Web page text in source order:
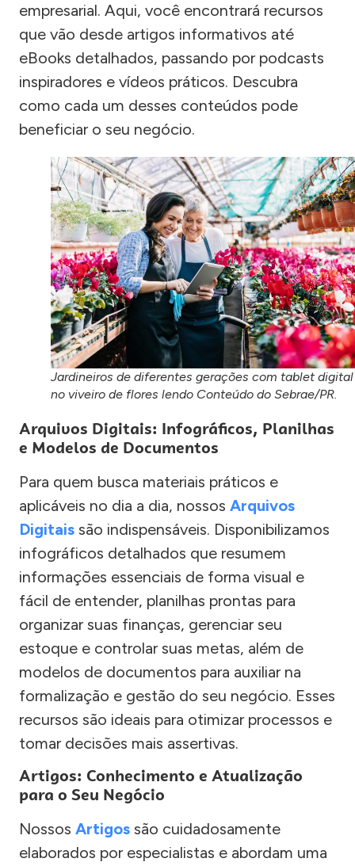
empresarial. Aqui, você encontrará recursos
que vão desde artigos informativos até
eBooks detalhados, passando por podcasts
inspiradores e vídeos práticos. Descubra
como cada um desses conteúdos pode
beneficiar o seu negócio.
Jardineiros de diferentes gerações com tablet digital
no viveiro de flores lendo Conteúdo do Sebrae/PR.
Arquivos Digitais: Infográficos, Planilhas
e Modelos de Documentos
Para quem busca materiais práticos e
aplicáveis no dia a dia, nossos Arquivos
Digitais são indispensáveis. Disponibilizamos
infográficos detalhados que resumem
informações essenciais de forma visual e
fácil de entender, planilhas prontas para
organizar suas finanças, gerenciar seu
estoque e controlar suas metas, além de
modelos de documentos para auxiliar na
formalização e gestão do seu negócio. Esses
recursos são ideais para otimizar processos e
tomar decisões mais assertivas.
Artigos: Conhecimento e Atualização
para o Seu Negócio
Nossos Artigos são cuidadosamente
elaborados por especialistas e abordam uma